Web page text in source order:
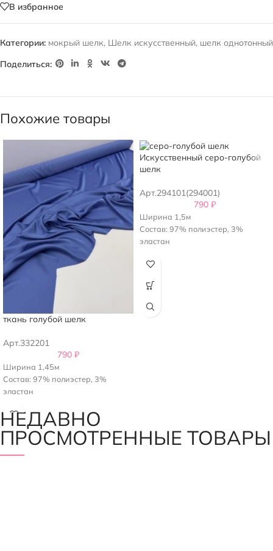
В избранное
Категории: мокрый шелк, Шелк искусственный, шелк однотонный
Поделиться:
Похожие товары
ткань голубой шелк
Арт.332201
790 ₽
Ширина 1,45м
Состав: 97% полиэстер, 3%
эластан
Искусственный серо-голубой
шелк
Арт.294101(294001)
790 ₽
Ширина 1,5м
Состав: 97% полиэстер, 3%
эластан
НЕДАВНО
ПРОСМОТРЕННЫЕ ТОВАРЫ